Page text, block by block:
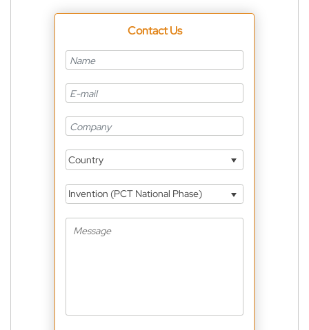
Contact Us
Country
Invention (PCT National Phase)